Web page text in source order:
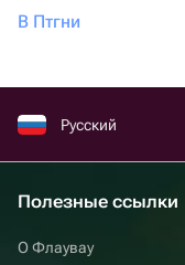
В Птгни
Русский
Полезные ссылки
О Флаувау